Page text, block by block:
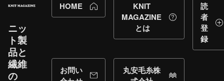
ニッ
ト製
品と​
繊維
の​
HOME
KNIT
MAGAZINE
とは
読
者
登
録
お問い
丸安毛糸株